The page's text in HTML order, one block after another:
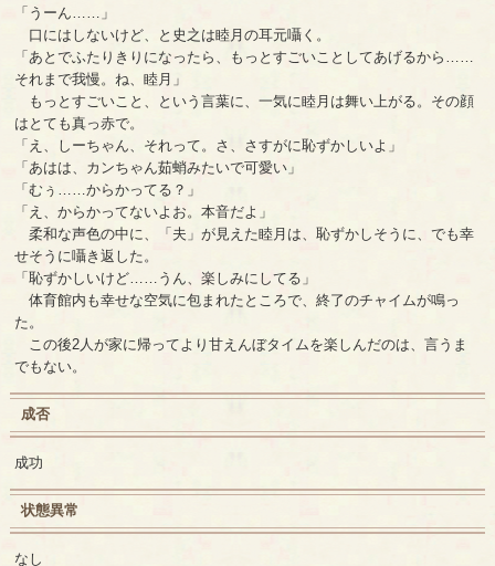
「うーん……」
口にはしないけど、と史之は睦月の耳元囁く。
「あとでふたりきりになったら、もっとすごいことしてあげるから……
それまで我慢。ね、睦月」
もっとすごいこと、という言葉に、一気に睦月は舞い上がる。その顔
はとても真っ赤で。
「え、しーちゃん、それって。さ、さすがに恥ずかしいよ」
「あはは、カンちゃん茹蛸みたいで可愛い」
「むぅ……からかってる？」
「え、からかってないよお。本音だよ」
柔和な声色の中に、「夫」が見えた睦月は、恥ずかしそうに、でも幸
せそうに囁き返した。
「恥ずかしいけど……うん、楽しみにしてる」
体育館内も幸せな空気に包まれたところで、終了のチャイムが鳴っ
た。
この後2人が家に帰ってより甘えんぼタイムを楽しんだのは、言うま
でもない。
成否
成功
状態異常
なし